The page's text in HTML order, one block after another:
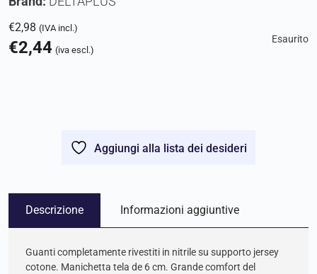
€2,98 (IVA incl.)
€2,44 (iva escl.)
Esaurito
Aggiungi alla lista dei desideri
Descrizione Informazioni aggiuntive
Guanti completamente rivestiti in nitrile su supporto jersey
cotone. Manichetta tela de 6 cm. Grande comfort del